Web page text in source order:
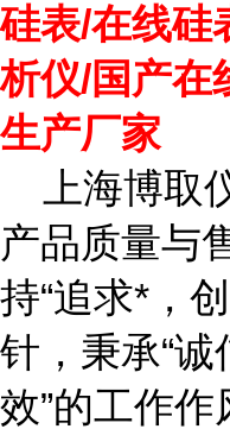
硅表/在线硅
析仪/国产在
生产厂家
上海博取
产品质量与
持“追求*，
针，秉承“
效”的工作作